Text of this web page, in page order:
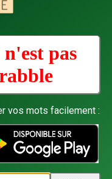
pas
vos mots facilement :